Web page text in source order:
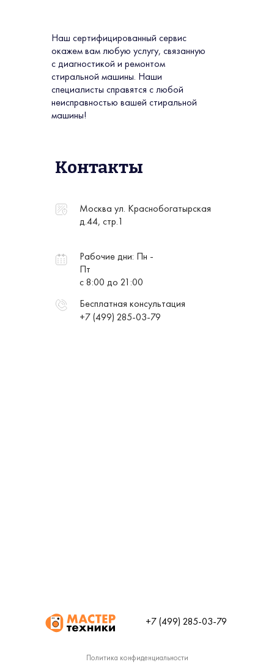
Наш сертифицированный сервис
окажем вам любую услугу, связанную
с диагностикой и ремонтом
стиральной машины. Наши
специалисты справятся с любой
неисправностью вашей стиральной
машины!
Контакты
Москва ул. Краснобогатырская
д.44, стр.1
Рабочие дни: Пн -
Пт
с 8:00 до 21:00
Бесплатная консультация
+7 (499) 285-03-79
+7 (499) 285-03-79
Политика конфиденциальности